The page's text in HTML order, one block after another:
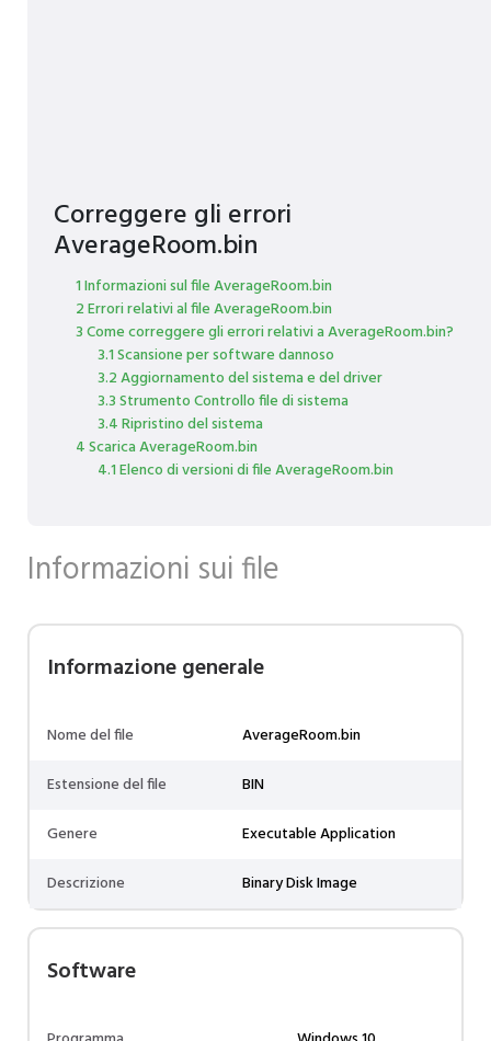
Correggere gli errori
AverageRoom.bin
1 Informazioni sul file AverageRoom.bin
2 Errori relativi al file AverageRoom.bin
3 Come correggere gli errori relativi a AverageRoom.bin?
3.1 Scansione per software dannoso
3.2 Aggiornamento del sistema e del driver
3.3 Strumento Controllo file di sistema
3.4 Ripristino del sistema
4 Scarica AverageRoom.bin
4.1 Elenco di versioni di file AverageRoom.bin
Informazioni sui file
Informazione generale
Nome del file
AverageRoom.bin
Estensione del file
BIN
Genere
Executable Application
Descrizione
Binary Disk Image
Software